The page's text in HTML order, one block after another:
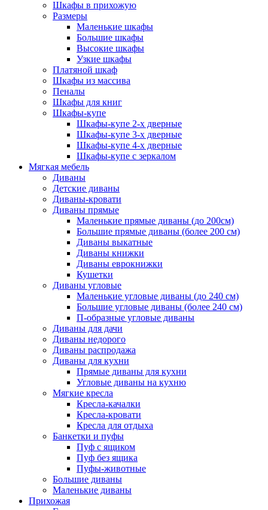
Шкафы в прихожую
Размеры
Маленькие шкафы
Большие шкафы
Высокие шкафы
Узкие шкафы
Платяной шкаф
Шкафы из массива
Пеналы
Шкафы для книг
Шкафы-купе
Шкафы-купе 2-х дверные
Шкафы-купе 3-х дверные
Шкафы-купе 4-х дверные
Шкафы-купе с зеркалом
Мягкая мебель
Диваны
Детские диваны
Диваны-кровати
Диваны прямые
Маленькие прямые диваны (до 200см)
Большие прямые диваны (более 200 см)
Диваны выкатные
Диваны книжки
Диваны еврокнижки
Кушетки
Диваны угловые
Маленькие угловые диваны (до 240 см)
Большие угловые диваны (более 240 см)
П-образные угловые диваны
Диваны для дачи
Диваны недорого
Диваны распродажа
Диваны для кухни
Прямые диваны для кухни
Угловые диваны на кухню
Мягкие кресла
Кресла-качалки
Кресла-кровати
Кресла для отдыха
Банкетки и пуфы
Пуф с ящиком
Пуф без ящика
Пуфы-животные
Большие диваны
Маленькие диваны
Прихожая